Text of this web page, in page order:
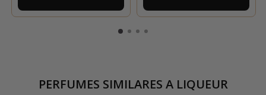
PERFUMES SIMILARES ALIQUEUR